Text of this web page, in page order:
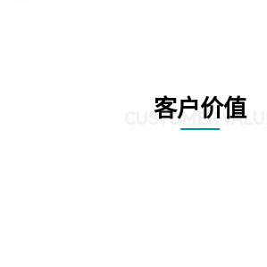
客户价值
CUSTOMER VALUE